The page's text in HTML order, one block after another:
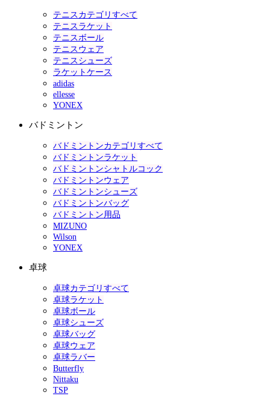
テニスカテゴリすべて
テニスラケット
テニスボール
テニスウェア
テニスシューズ
ラケットケース
adidas
ellesse
YONEX
バドミントン
バドミントンカテゴリすべて
バドミントンラケット
バドミントンシャトルコック
バドミントンウェア
バドミントンシューズ
バドミントンバッグ
バドミントン用品
MIZUNO
Wilson
YONEX
卓球
卓球カテゴリすべて
卓球ラケット
卓球ボール
卓球シューズ
卓球バッグ
卓球ウェア
卓球ラバー
Butterfly
Nittaku
TSP